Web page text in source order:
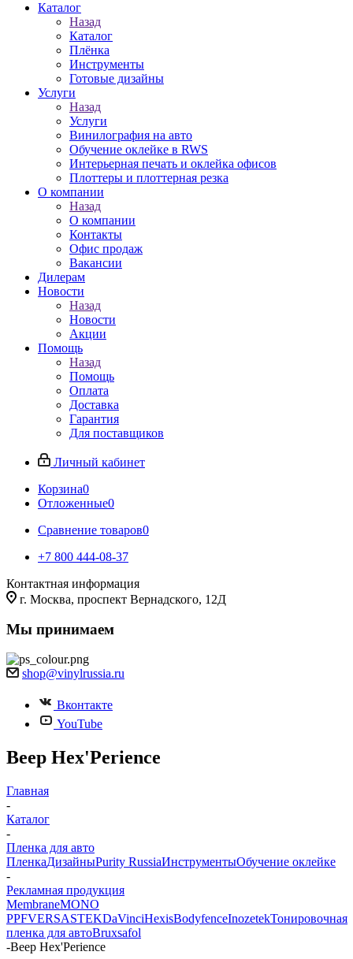
Каталог
Назад
Каталог
Плёнка
Инструменты
Готовые дизайны
Услуги
Назад
Услуги
Винилография на авто
Обучение оклейке в RWS
Интерьерная печать и оклейка офисов
Плоттеры и плоттерная резка
О компании
Назад
О компании
Контакты
Офис продаж
Вакансии
Дилерам
Новости
Назад
Новости
Акции
Помощь
Назад
Помощь
Оплата
Доставка
Гарантия
Для поставщиков
Личный кабинет
Корзина0
Отложенные0
Сравнение товаров0
+7 800 444-08-37
Контактная информация
г. Москва, проспект Вернадского, 12Д
Мы принимаем
shop@vinylrussia.ru
Вконтакте
YouTube
Веер Hex'Perience
Главная
-
Каталог
-
Пленка для авто
ПленкаДизайныPurity RussiaИнструментыОбучение оклейке
-
Рекламная продукция
MembraneMONO
PPFVERSASTEKDaVinciHexisBodyfenceInozetekТонировочная
пленка для автоBruxsafol
-Веер Hex'Perience